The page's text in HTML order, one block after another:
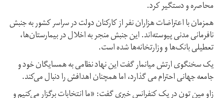
محاصره و دستگیر کرد.
همزمان با اعتراضات هزاران نفر از کارکنان دولت در سراسر کشور به جنبش
نافرمانی مدنی پیوسته‌اند. این جنبش منجر به اخلال در بیمارستان‌ها،
تعطیلی بانک‌ها و وزارتخانه‌ها شده است.
یک سخنگوی ارتش میانمار گفت این نهاد نظامی به همسایگان خود و
جامعه جهانی احترام می گذارد، اما همچنان اهدافش را دنبال می‌کند.